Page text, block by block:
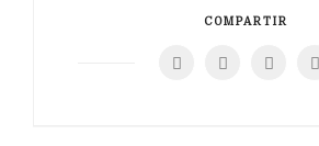
COMPARTIR